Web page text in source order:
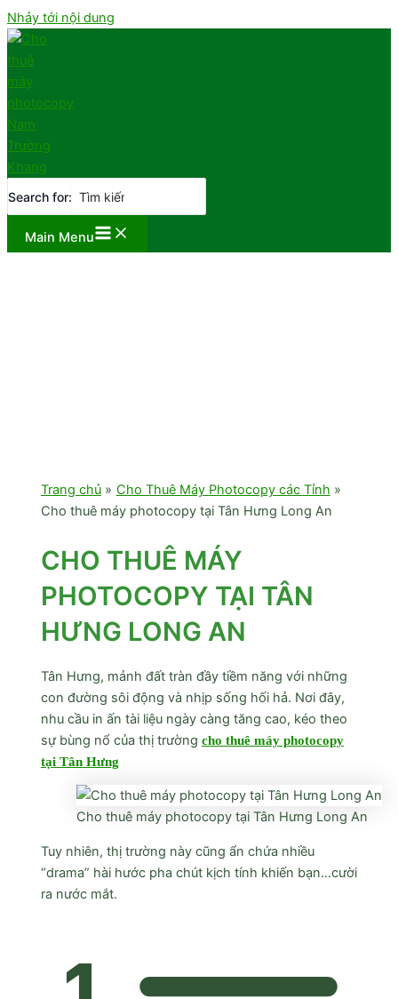
Nhảy tới nội dung
Search for:
Main Menu
Trang chủ
Cho Thuê Máy Photocopy các Tỉnh
Cho thuê máy photocopy tại Tân Hưng Long An
CHO THUÊ MÁY
PHOTOCOPY TẠI TÂN
HƯNG LONG AN
Tân Hưng, mảnh đất tràn đầy tiềm năng với những
con đường sôi động và nhịp sống hối hả. Nơi đây,
nhu cầu in ấn tài liệu ngày càng tăng cao, kéo theo
sự bùng nổ của thị trường cho thuê máy photocopy
tại Tân Hưng
Cho thuê máy photocopy tại Tân Hưng Long An
Tuy nhiên, thị trường này cũng ẩn chứa nhiều
“drama” hài hước pha chút kịch tính khiến bạn…cười
ra nước mắt.